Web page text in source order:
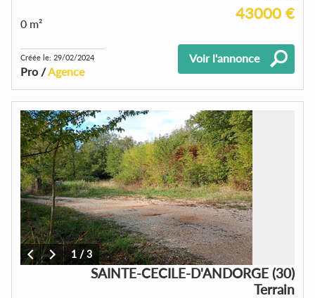
43000 €
0 m²
Créée le: 29/02/2024
Pro /Agence
Voir l'annonce
1 /3
SAINTE-CECILE-D'ANDORGE (30)
Terrain